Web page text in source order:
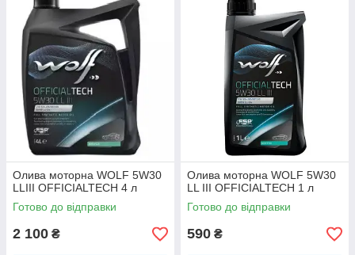
Олива моторна WOLF 5W30
LLIII OFFICIALTECH 4 л
Готово до відправки
2 100 ₴
Олива моторна WOLF 5W30
LL III OFFICIALTECH 1 л
Готово до відправки
590 ₴